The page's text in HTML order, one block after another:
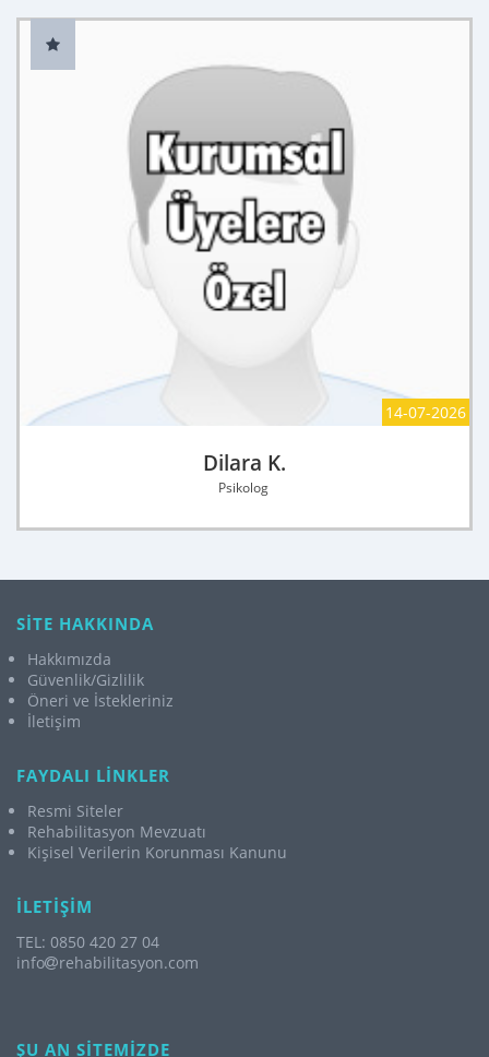
14-07-2026
Dilara K.
Psikolog
SİTE HAKKINDA
Hakkımızda
Güvenlik/Gizlilik
Öneri ve İstekleriniz
İletişim
FAYDALI LİNKLER
Resmi Siteler
Rehabilitasyon Mevzuatı
Kişisel Verilerin Korunması Kanunu
İLETİŞİM
TEL: 0850 420 27 04
info
rehabilitasyon.com
ŞU AN SİTEMİZDE